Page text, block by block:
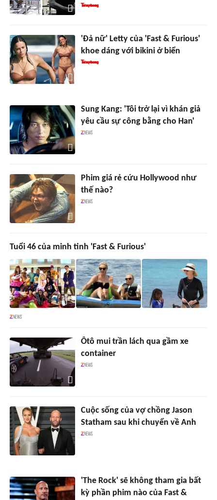
'Đả nữ' Letty của 'Fast & Furious'
khoe dáng với bikini ở biển
Sung Kang: 'Tôi trở lại vì khán giả
yêu cầu sự công bằng cho Han'
Phim giá rẻ cứu Hollywood như
thế nào?
Tuổi 46 của minh tinh 'Fast & Furious'
Ôtô mui trần lách qua gầm xe
container
Cuộc sống của vợ chồng Jason
Statham sau khi chuyển về Anh
'The Rock' sẽ không tham gia bất
kỳ phần phim nào của Fast &